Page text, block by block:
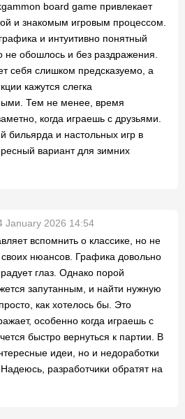
board game привлекает
и знакомым игровым процессом.
и интуитивно понятный
не обошлось и без раздражения.
себя слишком предсказуемо, а
кажутся слегка
Тем не менее, время
когда играешь с друзьями.
бильярда и настольных игр в
вариант для зимних
January 2026 14:54
вспомнить о классике, но не
нюансов. Графика довольно
глаз. Однако порой
запутанным, и найти нужную
как хотелось бы. Это
особенно когда играешь с
быстро вернуться к партии. В
идеи, но и недоработки
Надеюсь, разработчики обратят на